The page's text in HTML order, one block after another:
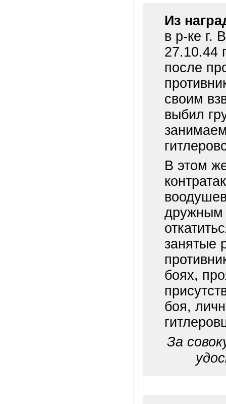
Из
в р-ке г.
27.10.44
после
своим
выбил
В этом
дружным
занятые
боях,
боя,
За